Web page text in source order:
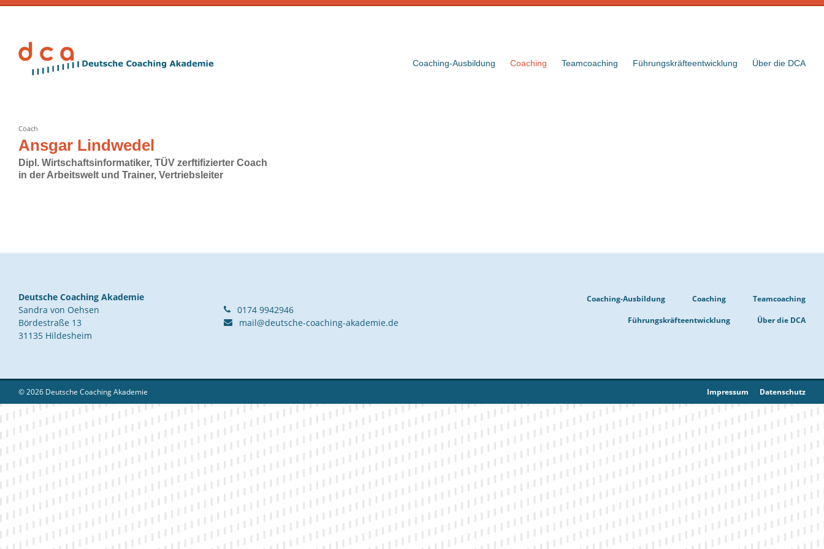
Coaching-Ausbildung Coaching Teamcoaching Führungskräfteentwicklung Über die DCA
Coach
Ansgar Lindwedel
Dipl. Wirtschaftsinformatiker, TÜV zerftifizierter Coach
in der Arbeitswelt und Trainer, Vertriebsleiter
Deutsche Coaching Akademie
Sandra von Oehsen
Bördestraße 13
31135 Hildesheim
0174 9942946
mail@deutsche-coaching-akademie.de
Coaching-Ausbildung Coaching Teamcoaching
Führungskräfteentwicklung Über die DCA
© 2026 Deutsche Coaching Akademie Impressum Datenschutz